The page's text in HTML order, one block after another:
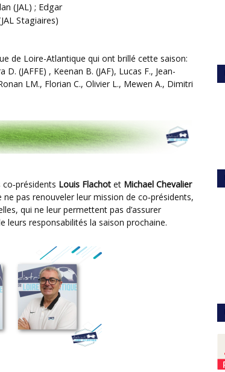
(JAL) ; Edgar
Stagiaires)
(JAFFE) , Keenan B. (JAF), Lucas F., Jean-
LM., Florian C., Olivier L., Mewen A., Dimitri
Louis Flachot et Michael Chevalier
pas renouveler leur mission de co‑présidents,
qui ne leur permettent pas d’assurer
leurs responsabilités la saison prochaine.